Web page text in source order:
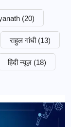
(20)
राहुल गांधी (13)
हिंदी न्यूज़ (18)